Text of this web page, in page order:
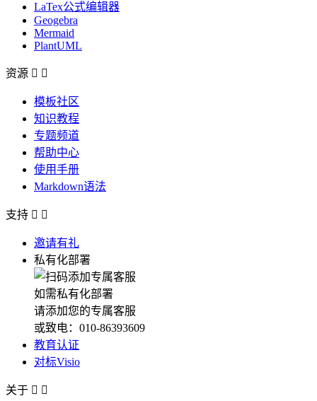
LaTex公式编辑器
Geogebra
Mermaid
PlantUML
资源  
模板社区
知识教程
专题频道
帮助中心
使用手册
Markdown语法
支持  
邀请有礼
私有化部署
如需私有化部署
请添加您的专属客服
或致电：010-86393609
教育认证
对标Visio
关于  